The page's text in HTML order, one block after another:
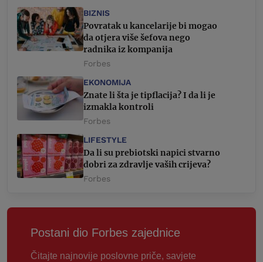
BIZNIS
Povratak u kancelarije bi mogao
da otjera više šefova nego
radnika iz kompanija
Forbes
EKONOMIJA
Znate li šta je tipflacija? I da li je
izmakla kontroli
Forbes
LIFESTYLE
Da li su prebiotski napici stvarno
dobri za zdravlje vaših crijeva?
Forbes
Postani dio Forbes zajednice
Čitajte najnovije poslovne priče, savjete